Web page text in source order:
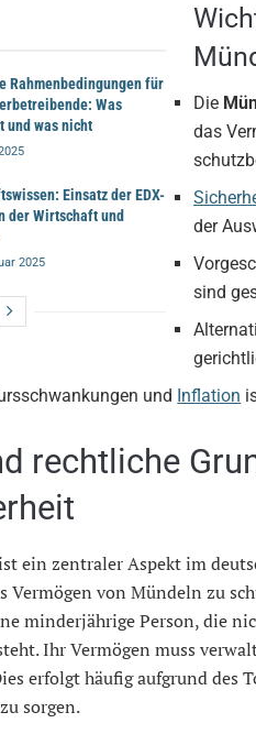
Rahmenbedingungen für
Was
und was nicht
Einsatz der EDX-
der Wirtschaft und
2025
Die
das
der
sind
und Inflation
rechtliche
ein zentraler Aspekt im
Vermögen von Mündeln zu
minderjährige Person, die
Ihr Vermögen muss
erfolgt häufig aufgrund des
sorgen.